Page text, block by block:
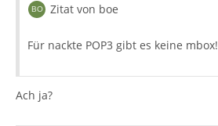
Zitat von boe
Für nackte POP3 gibt es keine mbox!
Ach ja?